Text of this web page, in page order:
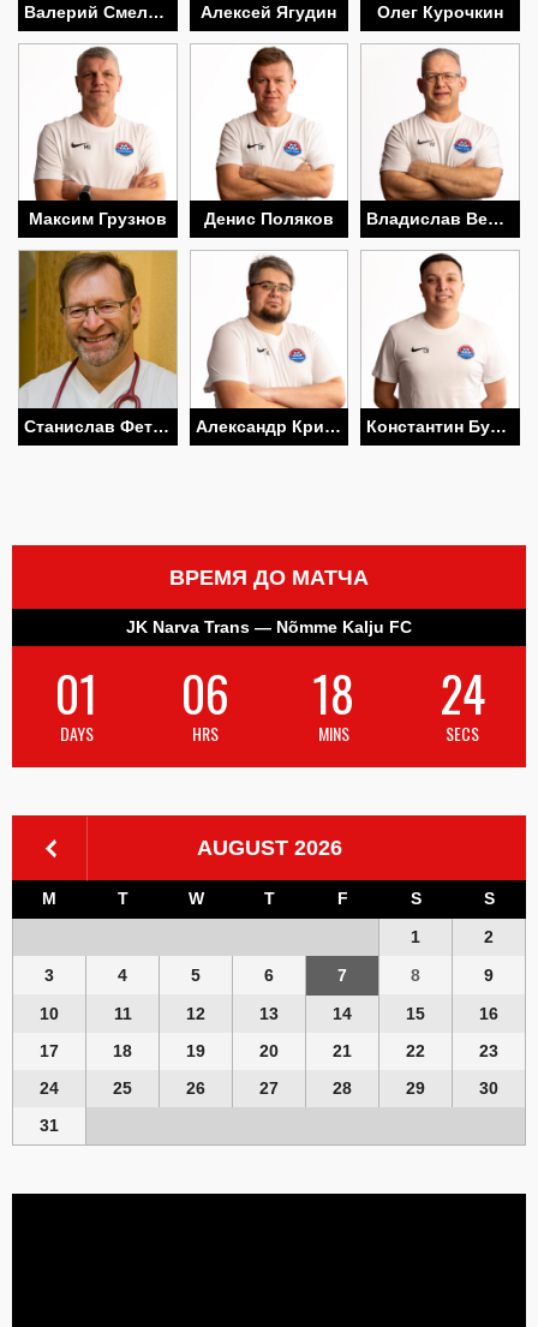
Валерий Смелков Алексей Ягудин Олег Курочкин
Максим Грузнов Денис Поляков Владислав Веселов
Станислав Фетисов Александр Криволап Константин Бурдаков
ВРЕМЯ ДО МАТЧА
JK Narva Trans — Nõmme Kalju FC
01
DAYS
06
HRS
18
MINS
23
SECS
AUGUST 2026
M T W T F S
S
1
2
3
4 5 6 7 8
9
10
11 12 13 14 15
16
17
18 19 20 21 22
23
24
25 26 27 28 29
30
31